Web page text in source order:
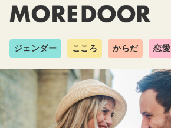
ジェンダー こころ からだ 恋愛